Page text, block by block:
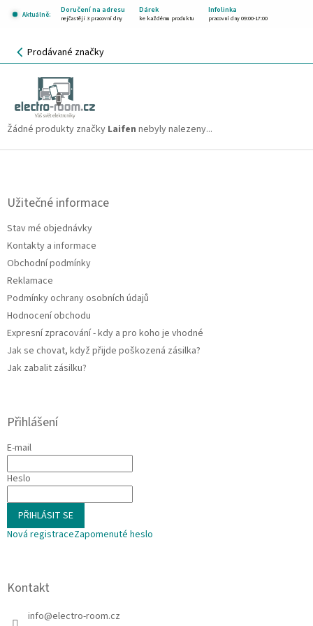
Aktuálně:
Doručení na adresu Dárek Infolinka
nejčastěji 3 pracovní dny ke každému produktu pracovní dny 09:00-17:00
NÁKUPNÍ
KOŠÍK
Prodávané značky
Laifen
Žádné produkty značky Laifen nebyly nalezeny...
Z
Užitečné informace
Stav mé objednávky
Kontakty a informace
Obchodní podmínky
Reklamace
Podmínky ochrany osobních údajů
Hodnocení obchodu
Expresní zpracování - kdy a pro koho je vhodné
Jak se chovat, když přijde poškozená zásilka?
Jak zabalit zásilku?
Přihlášení
E-mail
Heslo
PŘIHLÁSIT SE
Nová registraceZapomenuté heslo
Kontakt
info@electro-room.cz